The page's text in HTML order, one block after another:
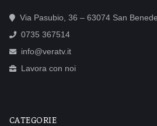
Via Pasubio, 36 – 63074 San
0735 367514
info@veratv.it
Lavora con noi
CATEGORIE